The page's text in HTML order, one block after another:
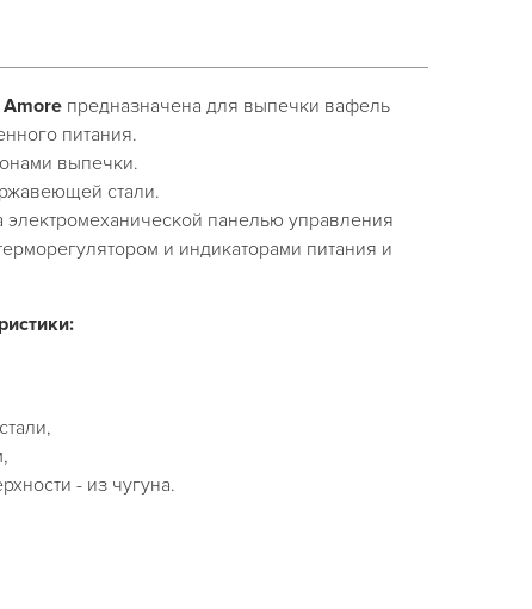
предназначена для выпечки вафель
питания.
выпечки.
стали.
панелью управления
и индикаторами питания и
- из чугуна.